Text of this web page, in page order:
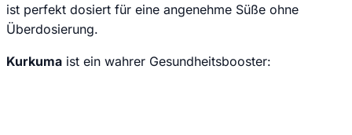
ist perfekt dosiert für eine angenehme Süße ohne
Überdosierung.
Kurkuma ist ein wahrer Gesundheitsbooster: